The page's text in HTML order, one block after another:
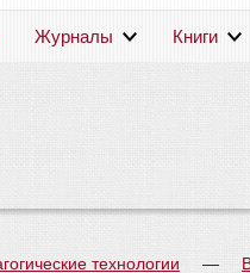
Журналы Книги
технологии —